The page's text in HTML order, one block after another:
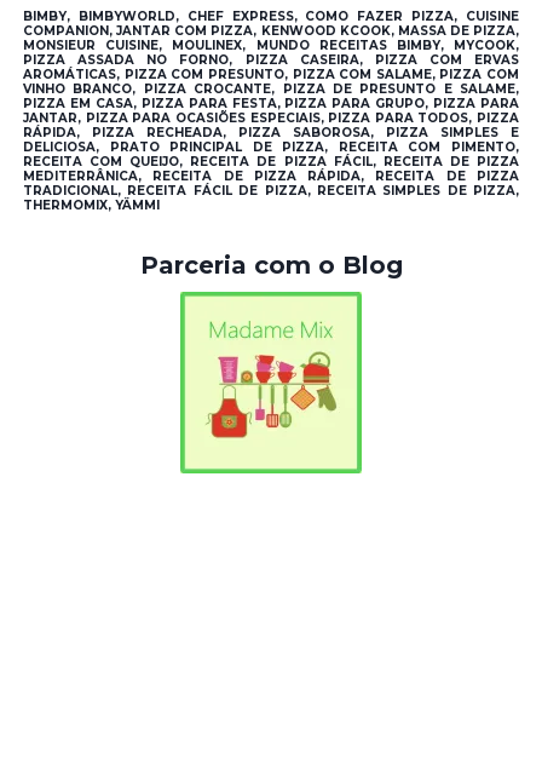
BIMBY, BIMBYWORLD, CHEF EXPRESS, COMO FAZER PIZZA, CUISINE
COMPANION, JANTAR COM PIZZA, KENWOOD KCOOK, MASSA DE PIZZA,
MONSIEUR CUISINE, MOULINEX, MUNDO RECEITAS BIMBY, MYCOOK,
PIZZA ASSADA NO FORNO, PIZZA CASEIRA, PIZZA COM ERVAS
AROMÁTICAS, PIZZA COM PRESUNTO, PIZZA COM SALAME, PIZZA COM
VINHO BRANCO, PIZZA CROCANTE, PIZZA DE PRESUNTO E SALAME,
PIZZA EM CASA, PIZZA PARA FESTA, PIZZA PARA GRUPO, PIZZA PARA
JANTAR, PIZZA PARA OCASIÕES ESPECIAIS, PIZZA PARA TODOS, PIZZA
RÁPIDA, PIZZA RECHEADA, PIZZA SABOROSA, PIZZA SIMPLES E
DELICIOSA, PRATO PRINCIPAL DE PIZZA, RECEITA COM PIMENTO,
RECEITA COM QUEIJO, RECEITA DE PIZZA FÁCIL, RECEITA DE PIZZA
MEDITERRÂNICA, RECEITA DE PIZZA RÁPIDA, RECEITA DE PIZZA
TRADICIONAL, RECEITA FÁCIL DE PIZZA, RECEITA SIMPLES DE PIZZA,
THERMOMIX, YÄMMI
Parceria com o Blog